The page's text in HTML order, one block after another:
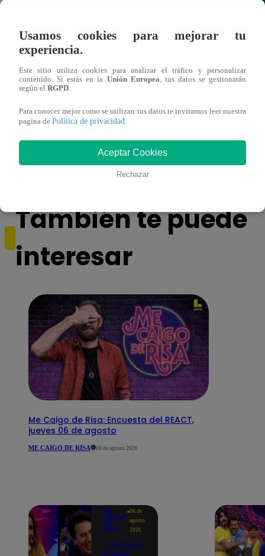
¡Imitadora de Laura Pausini se consagró
También te puede
interesar
Me Caigo de Risa: Encuesta del REACT,
jueves 06 de agosto
ME CAIGO DE RISA 06 de agosto 2026
ME
CAIGO
DE
RISA
06 de
agosto
2026
"A Machuca
le dicen
Usamos cookies para mejorar tu
experiencia.
Este sitio utiliza cookies para analizar el tráfico y personalizar
contenido. Si estás en la Unión Europea, tus datos se gestionarán
según el RGPD.
Para conocer mejor como se utilizan tus datos te invitamos leer nuestra
pagina de Política de privacidad.
Aceptar Cookies
Rechazar